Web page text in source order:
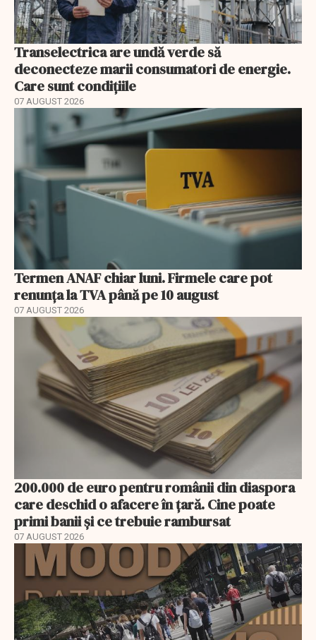
Transelectrica are undă verde să
deconecteze marii consumatori de energie.
Care sunt condițiile
07 AUGUST 2026
Termen ANAF chiar luni. Firmele care pot
renunța la TVA până pe 10 august
07 AUGUST 2026
200.000 de euro pentru românii din diaspora
care deschid o afacere în țară. Cine poate
primi banii și ce trebuie rambursat
07 AUGUST 2026